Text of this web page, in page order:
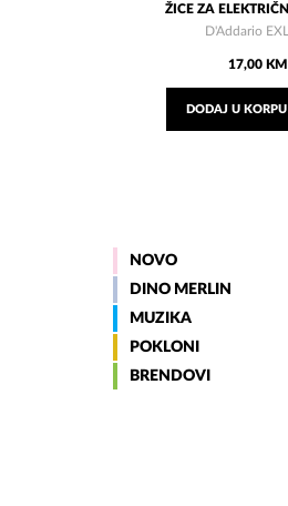
ŽICE ZA
D'Addario
17,00 KM
DODAJ U KORPU
NOVO
DINO MERLIN
MUZIKA
POKLONI
BRENDOVI